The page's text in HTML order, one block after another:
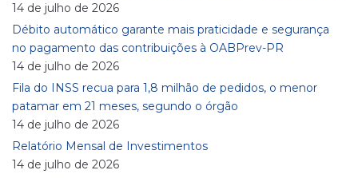
14 de julho de 2026
Débito automático garante mais praticidade e segurança
no pagamento das contribuições à OABPrev-PR
14 de julho de 2026
Fila do INSS recua para 1,8 milhão de pedidos, o menor
patamar em 21 meses, segundo o órgão
14 de julho de 2026
Relatório Mensal de Investimentos
14 de julho de 2026